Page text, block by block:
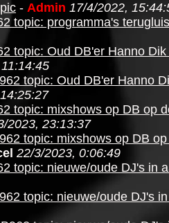
- Admin 17/4/2022,
topic: programma's
topic: Oud DB'er Hanno
topic: Oud DB'er Hanno
topic: mixshows op DB op
2023, 23:13:37
topic: mixshows op DB
22/3/2023, 0:06:49
topic: nieuwe/oude DJ's in
topic: nieuwe/oude DJ's